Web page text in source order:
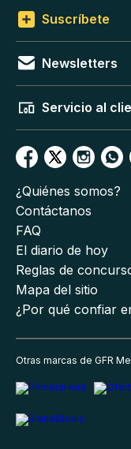
Suscríbete
Newsletters
Servicio al
¿Quiénes somos?
Contáctanos
FAQ
El diario de hoy
Reglas de
Mapa del sitio
¿Por qué confiar
Otras marcas de GFR